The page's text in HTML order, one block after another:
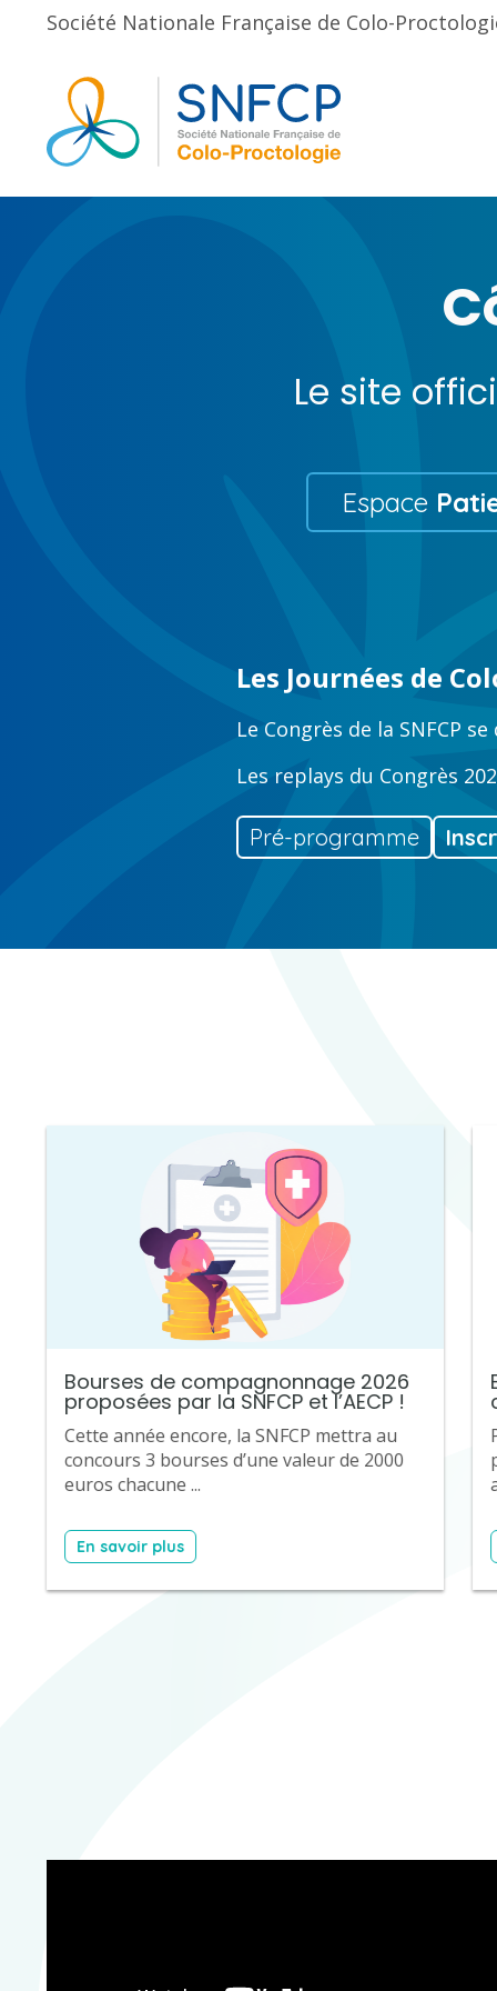
Société Nationale Française de Colo-
Le site
Espace
Les Journées de
Le Congrès de la SNFCP
Les replays du Congrès
Pré-programme
Bourses de compagnonnage 2026
proposées par la SNFCP et l’AECP !
Cette année encore, la SNFCP mettra au
concours 3 bourses d’une valeur de 2000
euros chacune ...
En savoir plus